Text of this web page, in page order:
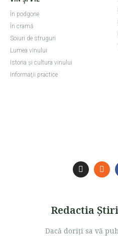
În podgorie
În cramă
Soiuri de struguri
Lumea vinului
Istoria şi cultura vinului
Informaţii practice
Redactia
Dacă doriţi sa vă